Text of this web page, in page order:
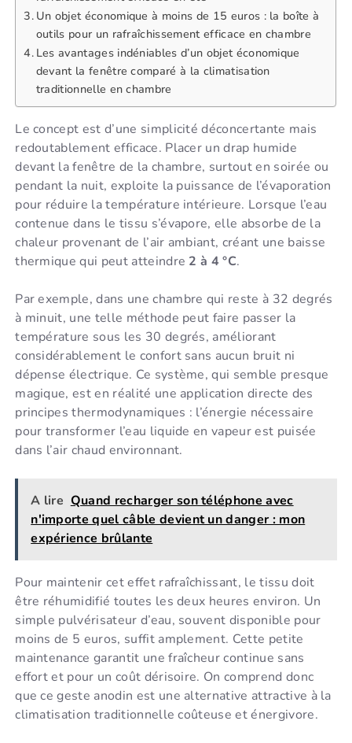
Un objet économique à moins de 15 euros : la boîte à
outils pour un rafraîchissement efficace en chambre
Les avantages indéniables d’un objet économique
devant la fenêtre comparé à la climatisation
traditionnelle en chambre
Le concept est d’une simplicité déconcertante mais
redoutablement efficace. Placer un drap humide
devant la fenêtre de la chambre, surtout en soirée ou
pendant la nuit, exploite la puissance de l’évaporation
pour réduire la température intérieure. Lorsque l’eau
contenue dans le tissu s’évapore, elle absorbe de la
chaleur provenant de l’air ambiant, créant une baisse
thermique qui peut atteindre 2 à 4 °C.
Par exemple, dans une chambre qui reste à 32 degrés
à minuit, une telle méthode peut faire passer la
température sous les 30 degrés, améliorant
considérablement le confort sans aucun bruit ni
dépense électrique. Ce système, qui semble presque
magique, est en réalité une application directe des
principes thermodynamiques : l’énergie nécessaire
pour transformer l’eau liquide en vapeur est puisée
dans l’air chaud environnant.
A lire Quand recharger son téléphone avec
n'importe quel câble devient un danger : mon
expérience brûlante
Pour maintenir cet effet rafraîchissant, le tissu doit
être réhumidifié toutes les deux heures environ. Un
simple pulvérisateur d’eau, souvent disponible pour
moins de 5 euros, suffit amplement. Cette petite
maintenance garantit une fraîcheur continue sans
effort et pour un coût dérisoire. On comprend donc
que ce geste anodin est une alternative attractive à la
climatisation traditionnelle coûteuse et énergivore.